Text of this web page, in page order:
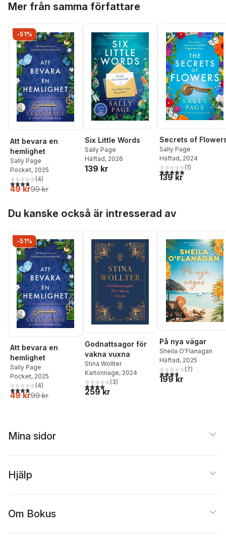
Mer från samma författare
-51%
Att bevara en
hemlighet
Sally Page
Pocket, 2025
3,8utav 5 stjärnor. Totalt antal röster:
(4)
49 kr99 kr
Six Little Words
Sally Page
Häftad, 2026
139 kr
Secrets of
Sally Page
Häftad, 2024
5,0utav 5 stjärnor.
(1)
139 kr
Du kanske också är intresserad av
-51%
Att bevara en
hemlighet
Sally Page
Pocket, 2025
3,8utav 5 stjärnor. Totalt antal röster:
(4)
49 kr99 kr
Godnattsagor för
vakna vuxna
Stina Wollter
Kartonnage, 2024
4,0utav 5 stjärnor. Totalt antal röster:
(3)
259 kr
På nya vägar
Sheila O'Flanagan
Häftad, 2025
3,7utav 5 stjärnor.
(7)
199 kr
Mina sidor
Hjälp
Om Bokus